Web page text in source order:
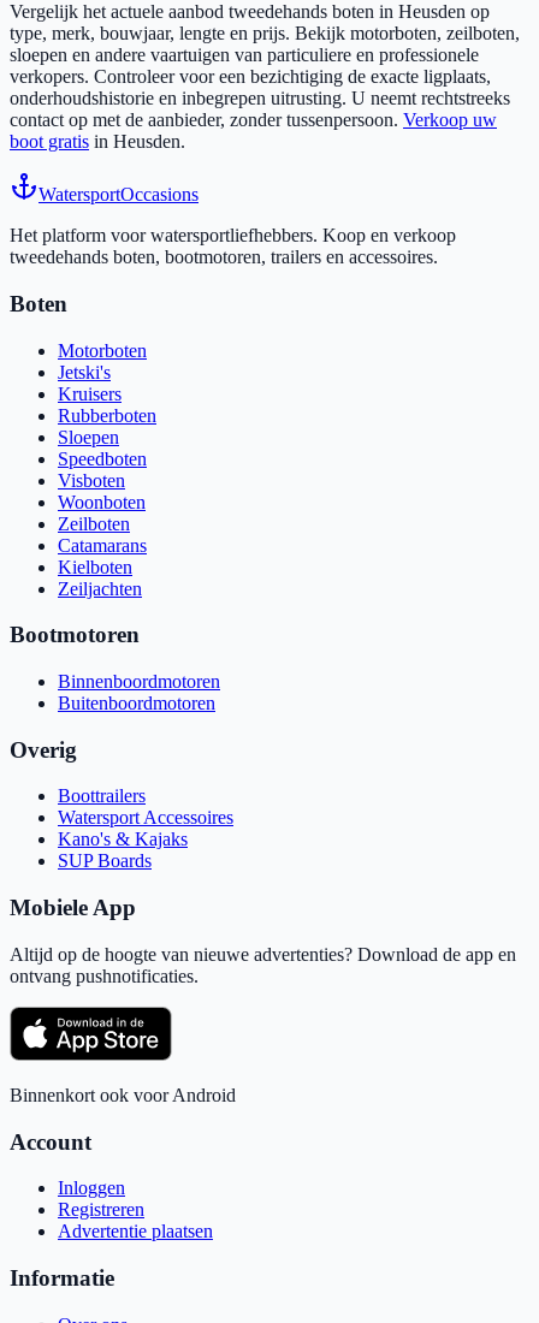
Vergelijk het actuele aanbod tweedehands boten in Heusden op
type, merk, bouwjaar, lengte en prijs. Bekijk motorboten, zeilboten,
sloepen en andere vaartuigen van particuliere en professionele
verkopers. Controleer voor een bezichtiging de exacte ligplaats,
onderhoudshistorie en inbegrepen uitrusting. U neemt rechtstreeks
contact op met de aanbieder, zonder tussenpersoon. Verkoop uw
boot gratis in Heusden.
WatersportOccasions
Het platform voor watersportliefhebbers. Koop en verkoop
tweedehands boten, bootmotoren, trailers en accessoires.
Boten
Motorboten
Jetski's
Kruisers
Rubberboten
Sloepen
Speedboten
Visboten
Woonboten
Zeilboten
Catamarans
Kielboten
Zeiljachten
Bootmotoren
Binnenboordmotoren
Buitenboordmotoren
Overig
Boottrailers
Watersport Accessoires
Kano's & Kajaks
SUP Boards
Mobiele App
Altijd op de hoogte van nieuwe advertenties? Download de app en
ontvang pushnotificaties.
Binnenkort ook voor Android
Account
Inloggen
Registreren
Advertentie plaatsen
Informatie